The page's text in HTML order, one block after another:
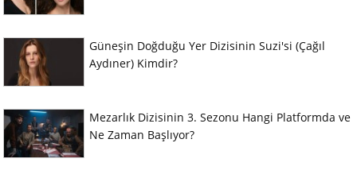
Güneşin Doğduğu Yer Dizisinin Suzi'si (Çağıl
Aydıner) Kimdir?
Mezarlık Dizisinin 3. Sezonu Hangi Platformda ve
Ne Zaman Başlıyor?